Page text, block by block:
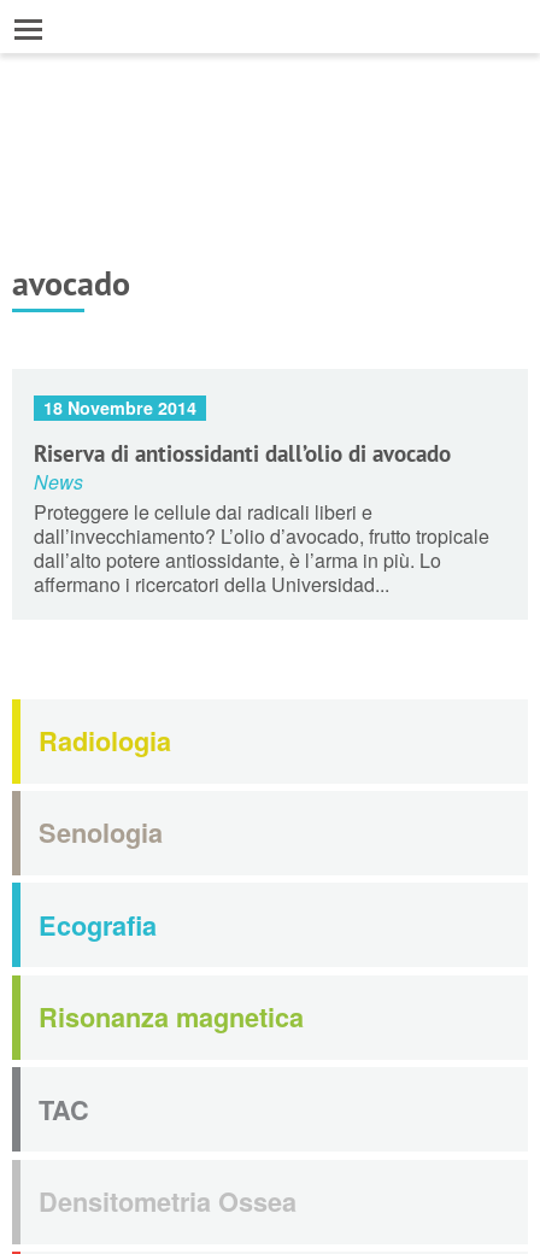
avocado
18 Novembre 2014
Riserva di antiossidanti dall’olio di avocado
News
Proteggere le cellule dai radicali liberi e
dall’invecchiamento? L’olio d’avocado, frutto tropicale
dall’alto potere antiossidante, è l’arma in più. Lo
affermano i ricercatori della Universidad...
Radiologia
Senologia
Ecografia
Risonanza magnetica
TAC
Densitometria Ossea